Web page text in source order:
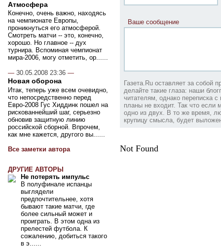
Атмосфера
Конечно, очень важно, находясь
на чемпионате Европы,
проникнуться его атмосферой.
Смотреть матчи -- это, конечно,
хорошо. Но главное -- дух
турнира. Вспоминая чемпионат
мира-2006, могу отметить, ор......
— 30.05.2008 23:36 —
Новая оборона
Итак, теперь уже всем очевидно,
что непосредственно перед
Евро-2008 Гус Хиддинк пошел на
рискованнейший шаг, серьезно
обновив защитную линию
российской сборной. Впрочем,
как мне кажется, другого вы......
Все заметки автора
ДРУГИЕ АВТОРЫ
Не потерять импульс
В полуфинале испанцы
выглядели
предпочтительнее, хотя
бывают такие матчи, где
более сильный может и
проиграть. В этом одна из
прелестей футбола. К
сожалению, добиться такого
в э......
Ваше сообщение
Газета.Ru оставляет за собой
делайте такие глаза: наши
читателям, однако переписка
планы не входит. Так что
одно из двух. В то же время,
крупицу смысла, будет
Not Found